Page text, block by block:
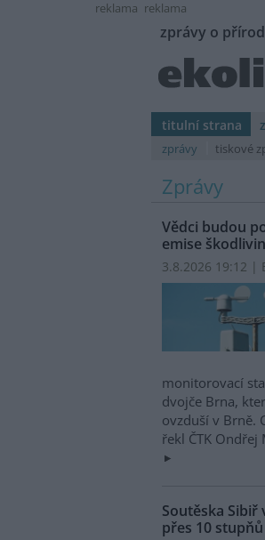
reklama reklama
zprávy o
titulní strana
zprávy tiskové
Zprávy
Vědci budou
emise škodlivin
3.8.2026 19:12 |
monitorovací
dvojče Brna,
ovzduší v Brně.
řekl ČTK Ondřej
Soutěska Sibiř
přes 10 stupňů